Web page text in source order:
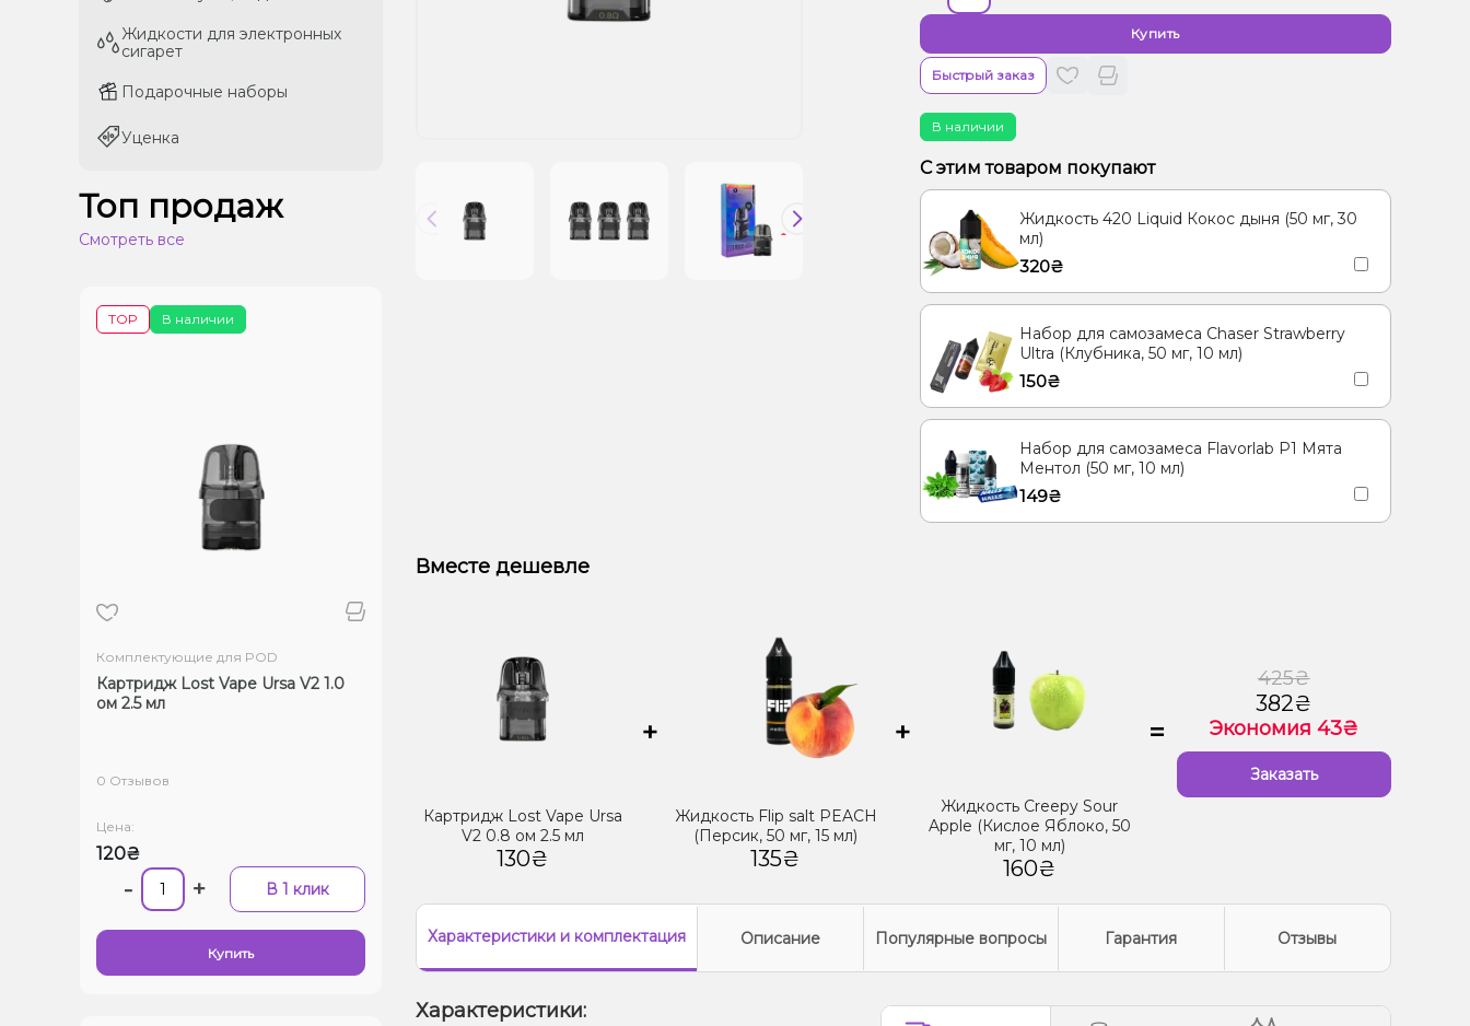
Жидкости для электронных
сигарет
Подарочные наборы
Уценка
Жидкости для электронных
сигарет
Подарочные наборы
Уценка
Топ продаж
Смотреть все
В наличии
TOP
Комплектующие для POD
Картридж Lost Vape Ursa V2 1.0
ом 2.5 мл
0 Отзывов
Цена:
120₴
- + В 1 клик
Купить
Купить
Быстрый заказ
В наличии
С этим товаром покупают
Жидкость 420 Liquid Кокос дыня (50 мг, 30
мл)
320₴
Набор для самозамеса Chaser Strawberry
Ultra (Клубника, 50 мг, 10 мл)
150₴
Набор для самозамеса Flavorlab Р1 Мята
Ментол (50 мг, 10 мл)
149₴
Вместе дешевле
Картридж Lost Vape Ursa
V2 0.8 ом 2.5 мл
130₴
+
Жидкость Flip salt PEACH
(Персик, 50 мг, 15 мл)
135₴
+
Жидкость Creepy Sour
Apple (Кислое Яблоко, 50
мг, 10 мл)
160₴
=
425₴
382₴
Экономия 43₴
Заказать
Характеристикии комплектация Описание Популярные вопросы Гарантия Отзывы
Характеристики: